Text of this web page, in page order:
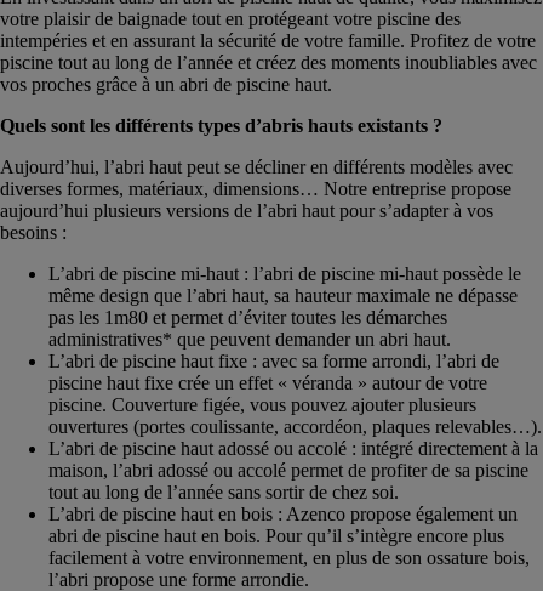
votre plaisir de baignade tout en protégeant votre piscine des
intempéries et en assurant la sécurité de votre famille. Profitez de votre
piscine tout au long de l’année et créez des moments inoubliables avec
vos proches grâce à un abri de piscine haut.
Quels sont les différents types d’abris hauts existants ?
Aujourd’hui, l’abri haut peut se décliner en différents modèles avec
diverses formes, matériaux, dimensions… Notre entreprise propose
aujourd’hui plusieurs versions de l’abri haut pour s’adapter à vos
besoins :
L’abri de piscine mi-haut : l’abri de piscine mi-haut possède le
même design que l’abri haut, sa hauteur maximale ne dépasse
pas les 1m80 et permet d’éviter toutes les démarches
administratives* que peuvent demander un abri haut.
L’abri de piscine haut fixe : avec sa forme arrondi, l’abri de
piscine haut fixe crée un effet « véranda » autour de votre
piscine. Couverture figée, vous pouvez ajouter plusieurs
ouvertures (portes coulissante, accordéon, plaques relevables…).
L’abri de piscine haut adossé ou accolé : intégré directement à la
maison, l’abri adossé ou accolé permet de profiter de sa piscine
tout au long de l’année sans sortir de chez soi.
L’abri de piscine haut en bois : Azenco propose également un
abri de piscine haut en bois. Pour qu’il s’intègre encore plus
facilement à votre environnement, en plus de son ossature bois,
l’abri propose une forme arrondie.